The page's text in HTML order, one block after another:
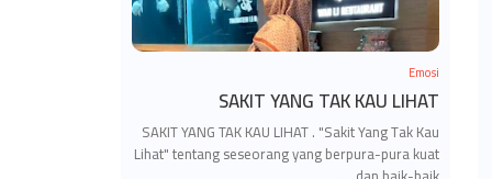
Emosi
SAKIT YANG TAK KAU LIHAT
SAKIT YANG TAK KAU LIHAT . "Sakit Yang Tak Kau
Lihat" tentang seseorang yang berpura-pura kuat